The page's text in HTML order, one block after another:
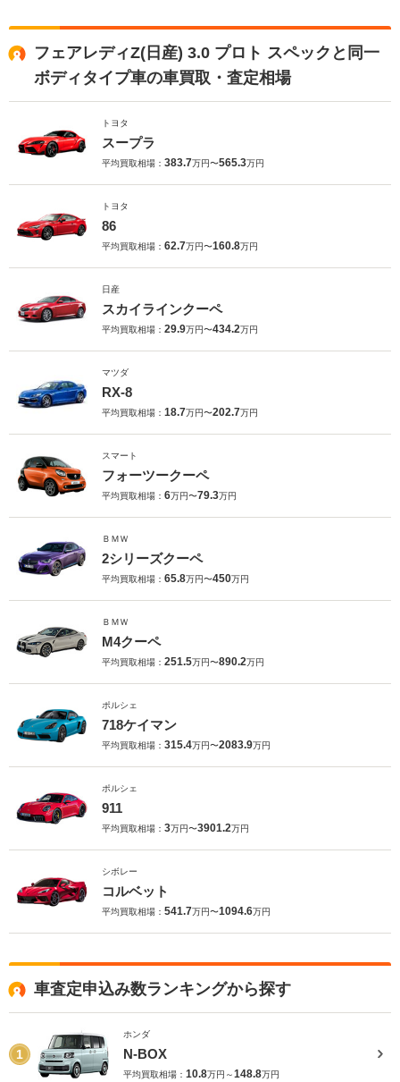
フェアレディZ(日産) 3.0 プロト スペックと同一
ボディタイプ車の車買取・査定相場
トヨタ
スープラ
平均買取相場： 383.7万円〜565.3万円
トヨタ
86
平均買取相場： 62.7万円〜160.8万円
日産
スカイラインクーペ
平均買取相場： 29.9万円〜434.2万円
マツダ
RX-8
平均買取相場： 18.7万円〜202.7万円
スマート
フォーツークーペ
平均買取相場： 6万円〜79.3万円
ＢＭＷ
2シリーズクーペ
平均買取相場： 65.8万円〜450万円
ＢＭＷ
M4クーペ
平均買取相場： 251.5万円〜890.2万円
ポルシェ
718ケイマン
平均買取相場： 315.4万円〜2083.9万円
ポルシェ
911
平均買取相場： 3万円〜3901.2万円
シボレー
コルベット
平均買取相場： 541.7万円〜1094.6万円
車査定申込み数ランキングから探す
1
ホンダ
N-BOX
平均買取相場： 10.8万円～148.8万円